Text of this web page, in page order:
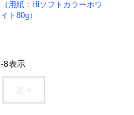
（用紙：Hiソフトカラーホワ
イト80g）
-8表示
次 >